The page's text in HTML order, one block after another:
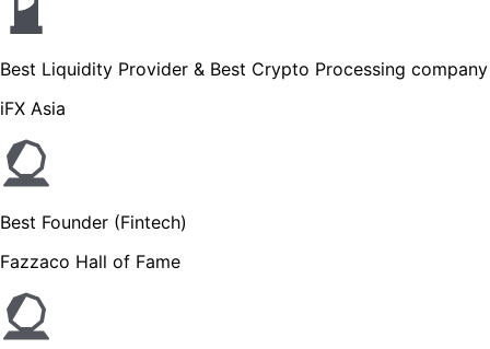
Best Liquidity Provider & Best Crypto Processing company
iFX Asia
Best Founder (Fintech)
Fazzaco Hall of Fame